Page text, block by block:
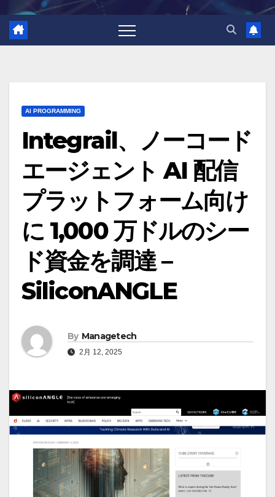
AI PROGRAMMING
Integrail、ノーコード
エージェント AI 配信
プラットフォーム向け
に 1,000 万ドルのシー
ド資金を調達 –
SiliconANGLE
By Managetech
2月 12, 2025